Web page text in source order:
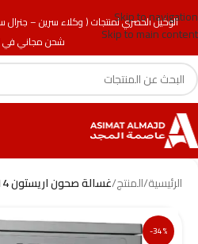
الوكيل الحصري لمنتجات ( وكلاء سرين –
شحن مجاني في
Skip to navigation
Skip to main content
الرئيسية/المنتج/غسالة صحون اريستون 14 مكان – انفرتر – فضي
-34%